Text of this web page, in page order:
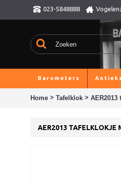
023-5848888
Barometers
Home > Tafelklok > AER2013
AER2013 TAFELKLOKJE